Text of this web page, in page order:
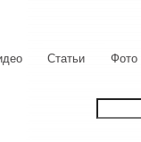
Статьи Фото